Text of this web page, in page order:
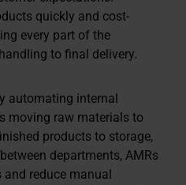
quickly and cost-
every part of the
to final delivery.
automating internal
moving raw materials to
products to storage,
departments, AMRs
reduce manual